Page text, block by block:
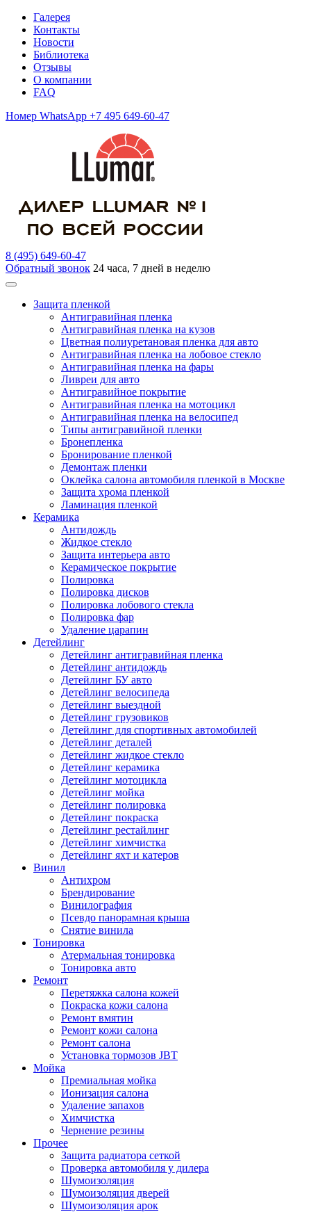
Галерея
Контакты
Новости
Библиотека
Отзывы
О компании
FAQ
Номер WhatsApp +7 495 649-60-47
8 (495) 649-60-47
Обратный звонок 24 часа, 7 дней в неделю
Защита пленкой
Антигравийная пленка
Антигравийная пленка на кузов
Цветная полиуретановая пленка для авто
Антигравийная пленка на лобовое стекло
Антигравийная пленка на фары
Ливреи для авто
Антигравийное покрытие
Антигравийная пленка на мотоцикл
Антигравийная пленка на велосипед
Типы антигравийной пленки
Бронепленка
Бронирование пленкой
Демонтаж пленки
Оклейка салона автомобиля пленкой в Москве
Защита хрома пленкой
Ламинация пленкой
Керамика
Антидождь
Жидкое стекло
Защита интерьера авто
Керамическое покрытие
Полировка
Полировка дисков
Полировка лобового стекла
Полировка фар
Удаление царапин
Детейлинг
Детейлинг антигравийная пленка
Детейлинг антидождь
Детейлинг БУ авто
Детейлинг велосипеда
Детейлинг выездной
Детейлинг грузовиков
Детейлинг для спортивных автомобилей
Детейлинг деталей
Детейлинг жидкое стекло
Детейлинг керамика
Детейлинг мотоцикла
Детейлинг мойка
Детейлинг полировка
Детейлинг покраска
Детейлинг рестайлинг
Детейлинг химчистка
Детейлинг яхт и катеров
Винил
Антихром
Брендирование
Винилография
Псевдо панорамная крыша
Снятие винила
Тонировка
Атермальная тонировка
Тонировка авто
Ремонт
Перетяжка салона кожей
Покраска кожи салона
Ремонт вмятин
Ремонт кожи салона
Ремонт салона
Установка тормозов JBT
Мойка
Премиальная мойка
Ионизация салона
Удаление запахов
Химчистка
Чернение резины
Прочее
Защита радиатора сеткой
Проверка автомобиля у дилера
Шумоизоляция
Шумоизоляция дверей
Шумоизоляция арок